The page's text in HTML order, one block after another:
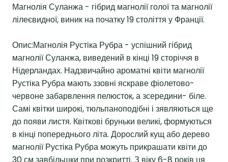
Магнолія Суланжа - гібрид магнолії голої та магнолії
лілеєвидної, виник на початку 19 століття у Франції.
Опис:Магнолія Рустіка Рубра - успішний гібрид
магнолії Суланжа, виведений в кінці 19 сторіччя в
Нідерландах. Надзвичайно ароматні квіти магнолії
Рустіка Рубра мають ззовні яскраве фіолетово-
червоне забарвлення пелюсток, а зсередини- біле.
Самі квітки широкі, тюльпаноподібні і зявляються ще
до появи листя. Квіткові бруньки великі, формуються
в кінці попереднього літа. Дорослий кущ або дерево
магнолії Рустіка Рубра можуть прикрашати квіти до
30 см завбільшки при розкритті. З віку 6-8 років ця